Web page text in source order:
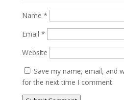
Name *
Email *
Website
Save my name, email, and
for the next time I comment.